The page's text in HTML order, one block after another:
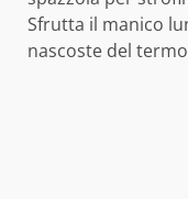
Sfrutta il manico
nascoste del